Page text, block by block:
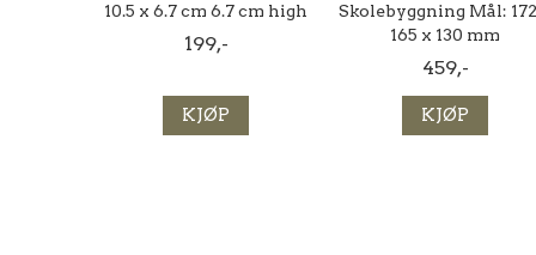
10.5 x 6.7 cm 6.7 cm high
199,-
KJØP
Skolebyggning Mål:
165 x 130 mm
459,-
KJØP